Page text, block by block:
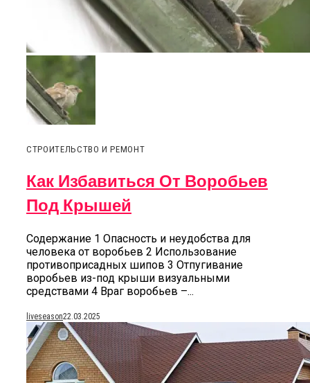
СТРОИТЕЛЬСТВО И РЕМОНТ
Как Избавиться От Воробьев
Под Крышей
Содержание 1 Опасность и неудобства для
человека от воробьев 2 Использование
противоприсадных шипов 3 Отпугивание
воробьев из-под крыши визуальными
средствами 4 Враг воробьев –...
liveseason22.03.2025